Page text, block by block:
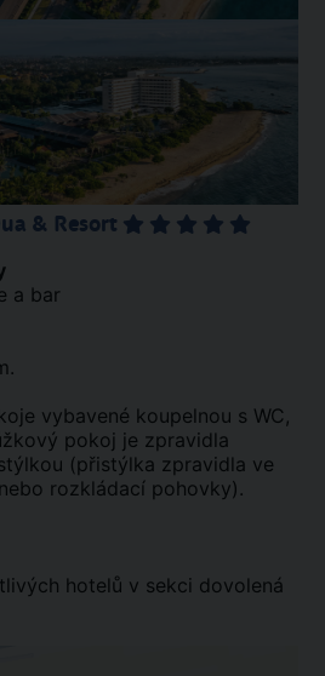
& Resort
a bar
vybavené koupelnou s WC,
pokoj je zpravidla
(přistýlka zpravidla ve
rozkládací pohovky).
hotelů v sekci dovolená